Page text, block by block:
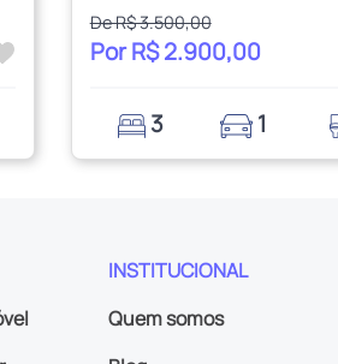
De R$ 3.500,00
Por R$ 2.900,00
3 1
INSTITUCIONAL
Quem somos